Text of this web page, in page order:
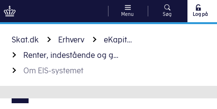
Gå til indhold
Menu Søg Log på
Skat.dk Erhverv
eKapital
Renter, indestående og gæld mv.
Om EIS-systemet